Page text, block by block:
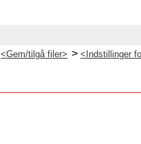
<Gem/tilgå filer> > <Indstillinger